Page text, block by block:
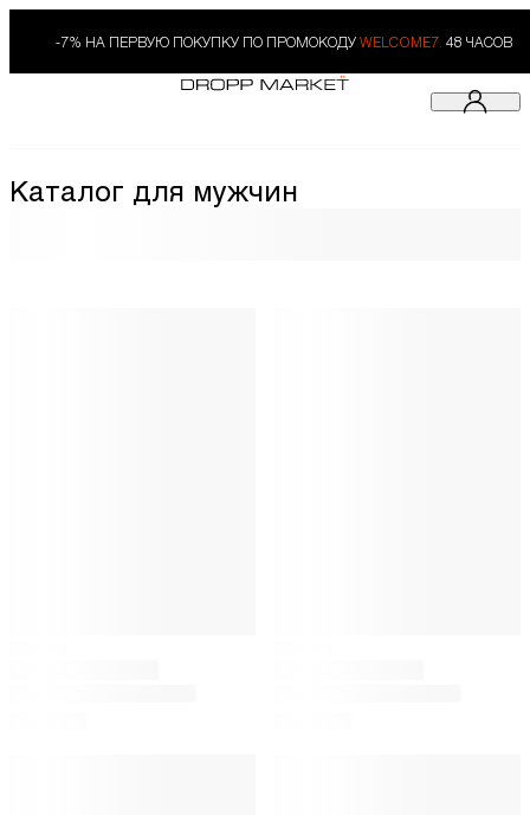
-7% НА ПЕРВУЮ ПОКУПКУ ПО ПРОМОКОДУ WELCOME7. 48 ЧАСОВ
Каталог для мужчин